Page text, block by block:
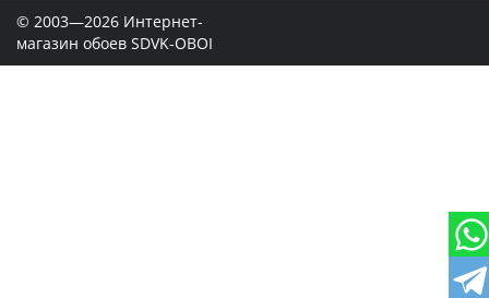
© 2003—2026 Интернет-
магазин обоев SDVK-OBOI